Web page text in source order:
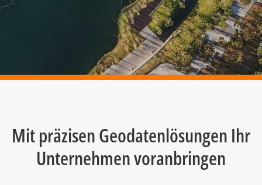
Mit präzisen Geodatenlösungen Ihr
Unternehmen voranbringen